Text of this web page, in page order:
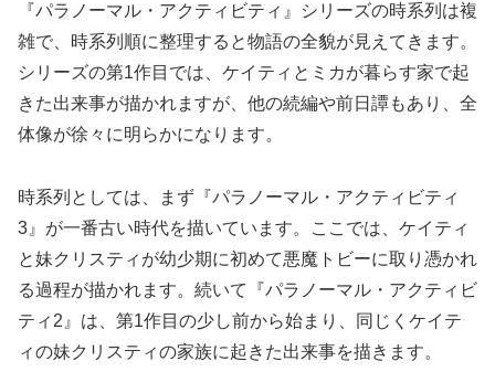
『パラノーマル・アクティビティ』シリーズの時系列は複
雑で、時系列順に整理すると物語の全貌が見えてきます。
シリーズの第1作目では、ケイティとミカが暮らす家で起
きた出来事が描かれますが、他の続編や前日譚もあり、全
体像が徐々に明らかになります。
時系列としては、まず『パラノーマル・アクティビティ
3』が一番古い時代を描いています。ここでは、ケイティ
と妹クリスティが幼少期に初めて悪魔トビーに取り憑かれ
る過程が描かれます。続いて『パラノーマル・アクティビ
ティ2』は、第1作目の少し前から始まり、同じくケイテ
ィの妹クリスティの家族に起きた出来事を描きます。